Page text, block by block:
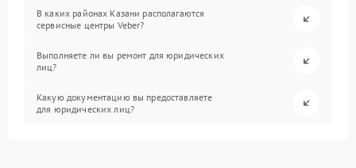
В каких районах Казани располагаются
сервисные центры Veber?
Выполняете ли вы ремонт для юридических
лиц?
Какую документацию вы предоставляете
для юридических лиц?